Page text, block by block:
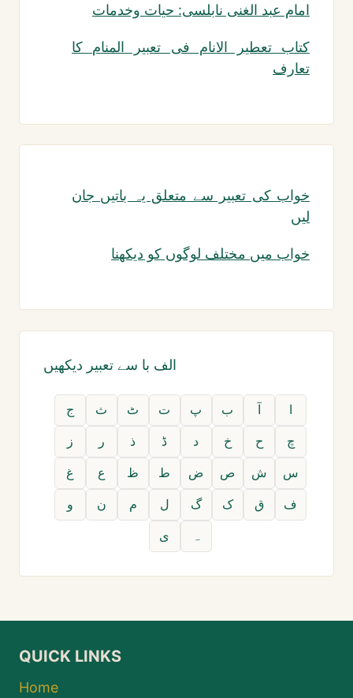
امام عبد الغنی نابلسی: حیات وخدمات
کتاب تعطیر الانام فی تعبیر المنام کا
تعارف
خواب کی تعبیر سے متعلق یہ باتیں جان
لیں
خواب میں مختلف لوگوں کو دیکھنا
الف با سے تعبیر دیکھیں
ا آ ب پ ت ٹ ث
ج
چ
ح خ د ڈ ذ ر
ز
س
ش ص ض ط ظ ع
غ
ف
ق ک گ ل م ن
و
ہ
ی
QUICK LINKS
Home